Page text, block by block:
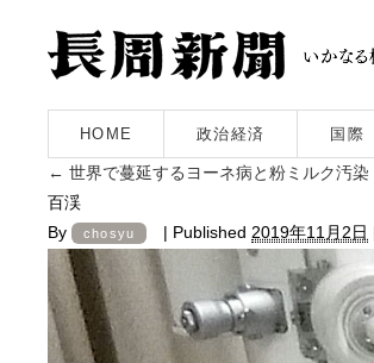
HOME 政治経済 国際
← 世界で蔓延するヨーネ病と粉ミルク
百渓
By
chosyu | Published 2019年11月2日